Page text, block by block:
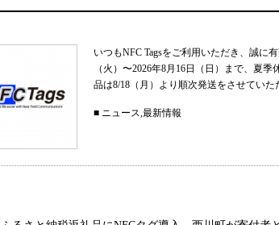
いつもNFC Tagsをご利用いただき、誠
（火）〜2026年8月16日（日）まで、夏
品は8/18（月）より順次発送をさせてい
■ ニュース,最新情報